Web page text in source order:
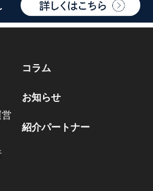
コラム
お知らせ
紹介パートナー